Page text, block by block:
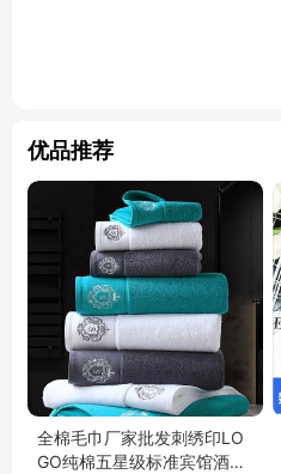
优品推荐
全棉毛巾厂家批发刺绣印LO
GO纯棉五星级标准宾馆酒店